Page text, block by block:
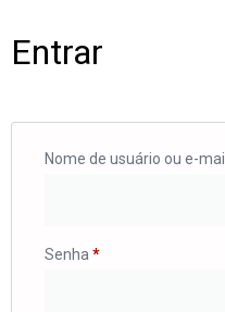
Entrar
Nome de usuário ou e-mail
Senha *